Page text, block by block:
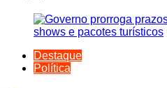
Destaque
Política